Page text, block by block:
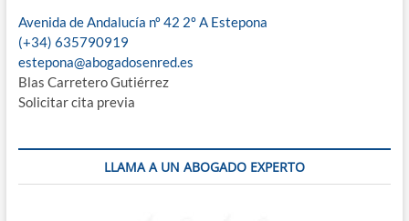
Avenida de Andalucía nº 42 2º A Estepona
(+34) 635790919
estepona@abogadosenred.es
Blas Carretero Gutiérrez
Solicitar cita previa
LLAMA A UN ABOGADO EXPERTO